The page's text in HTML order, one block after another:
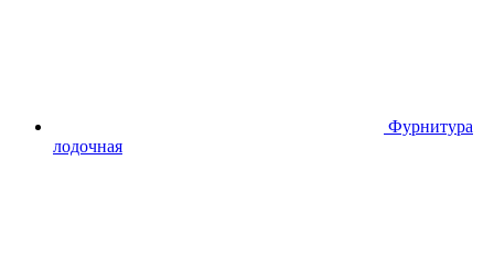
Фурнитура
лодочная